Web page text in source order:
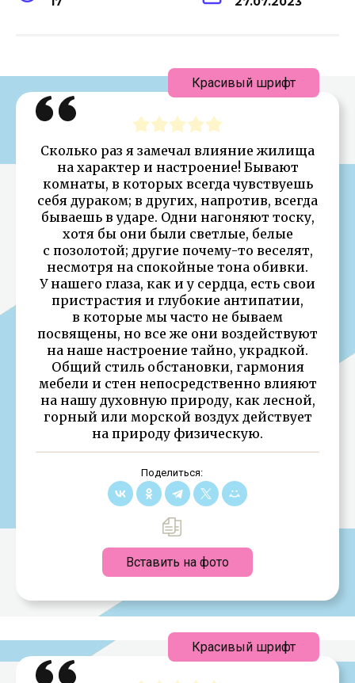
Сколько раз я замечал влияние жилища
на характер и настроение! Бывают
комнаты, в которых всегда чувствуешь
себя дураком; в других, напротив, всегда
бываешь в ударе. Одни нагоняют тоску,
хотя бы они были светлые, белые
с позолотой; другие почему-то веселят,
несмотря на спокойные тона обивки.
У нашего глаза, как и у сердца, есть свои
пристрастия и глубокие антипатии,
в которые мы часто не бываем
посвящены, но все же они воздействуют
на наше настроение тайно, украдкой.
Общий стиль обстановки, гармония
мебели и стен непосредственно влияют
на нашу духовную природу, как лесной,
горный или морской воздух действует
на природу физическую.
Поделиться:
Вставить на фото
Красивый шрифт
Красивый шрифт